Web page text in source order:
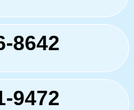
8642
9472